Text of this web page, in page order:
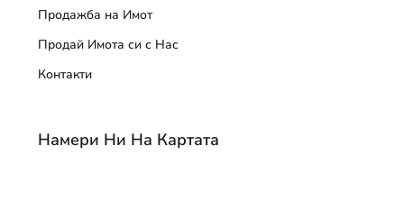
Продажба на Имот
Продай Имота си с Нас
Контакти
Намери Ни На Картата